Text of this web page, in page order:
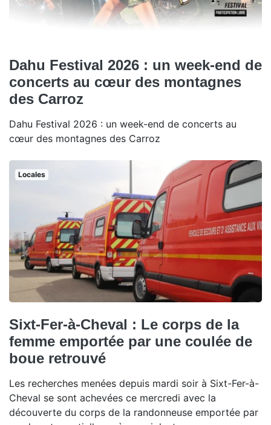
Dahu Festival 2026 : un week-end de
concerts au cœur des montagnes
des Carroz
Dahu Festival 2026 : un week-end de concerts au
cœur des montagnes des Carroz
Locales
Sixt-Fer-à-Cheval : Le corps de la
femme emportée par une coulée de
boue retrouvé
Les recherches menées depuis mardi soir à Sixt-Fer-à-
Cheval se sont achevées ce mercredi avec la
découverte du corps de la randonneuse emportée par